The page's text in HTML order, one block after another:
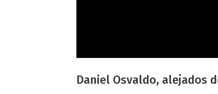
Daniel Osvaldo, alejados